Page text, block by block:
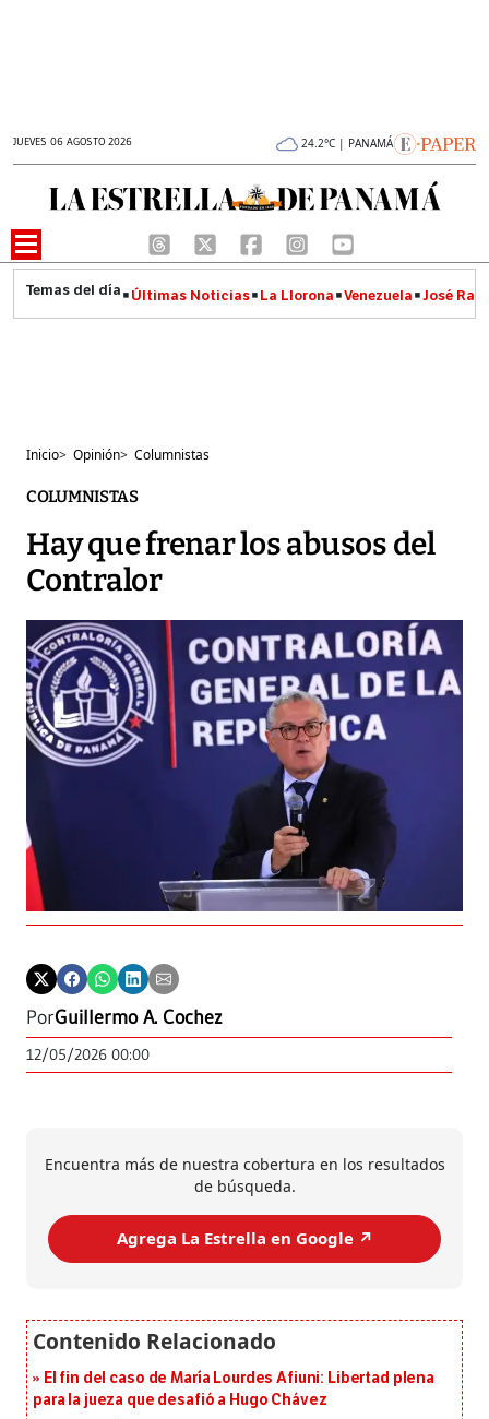
JUEVES 06 AGOSTO 2026 24.2°C | PANAMÁ
Últimas Noticias La Llorona Venezuela José
Inicio> Opinión> Columnistas
COLUMNISTAS
Hay que frenar los abusos del
Contralor
PorGuillermo A. Cochez
12/05/2026 00:00
Encuentra más de nuestra cobertura en los resultados
de búsqueda.
Agrega La Estrella en Google ↗️
El fin del caso de María Lourdes Afiuni: Libertad plena
para la jueza que desafió a Hugo Chávez